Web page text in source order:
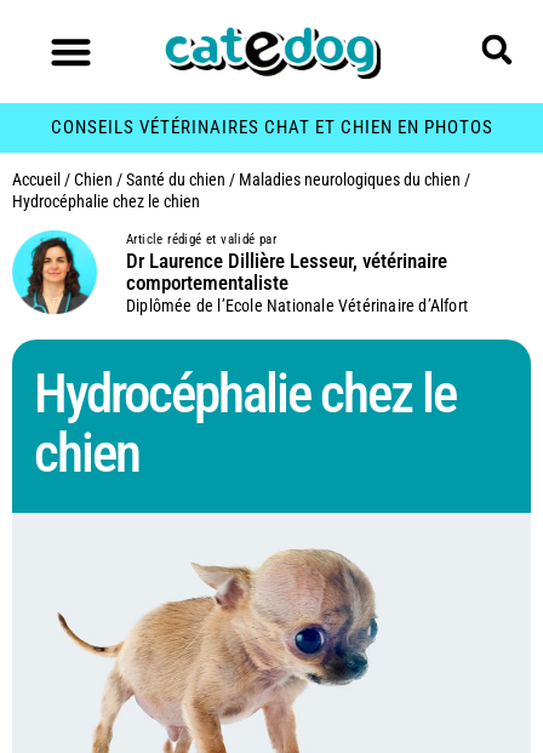
CONSEILS VÉTÉRINAIRES CHAT ET CHIEN EN PHOTOS
Accueil /Chien /Santé du chien / Maladies neurologiques du chien /
Hydrocéphalie chez le chien
Article rédigé et validé par
Dr Laurence Dillière Lesseur, vétérinaire
comportementaliste
Diplômée de l’Ecole Nationale Vétérinaire d’Alfort
Hydrocéphalie chez le
chien